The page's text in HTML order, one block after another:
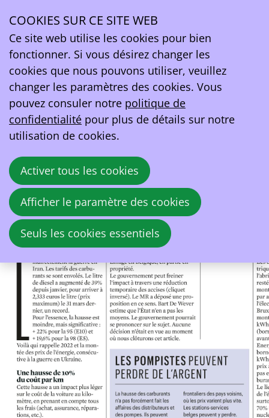
Rouler en voiture est plus cher que jamais -
Hausse des carburants : la voiture électrique
est-elle immunisée ?
2 avril 2026 à 08:00
Robert Van Apeldoorn
COOKIES SUR CE SITE WEB
Ce site web utilise les cookies pour bien
fonctionner. Si vous désirez changer les
cookies que nous pouvons utiliser, veuillez
changer les paramètres des cookies. Vous
pouvez consuler notre politique de
confidentialité pour plus de détails sur notre
utilisation de cookies.
Activer tous les cookies
Afficher le paramètre des cookies
Seuls les cookies essentiels